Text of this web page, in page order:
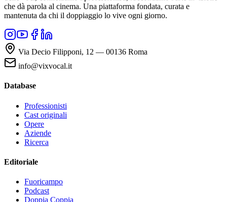
che dà parola al cinema. Una piattaforma fondata, curata e
mantenuta da chi il doppiaggio lo vive ogni giorno.
Via Decio Filipponi, 12 — 00136 Roma
info@vixvocal.it
Database
Professionisti
Cast originali
Opere
Aziende
Ricerca
Editoriale
Fuoricampo
Podcast
Doppia Coppia